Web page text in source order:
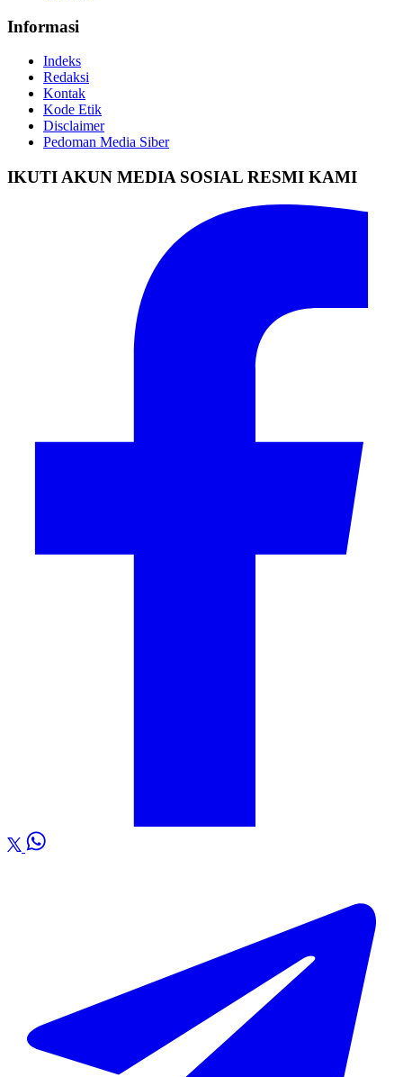
Informasi
Indeks
Redaksi
Kontak
Kode Etik
Disclaimer
Pedoman Media Siber
IKUTI AKUN MEDIA SOSIAL RESMI KAMI